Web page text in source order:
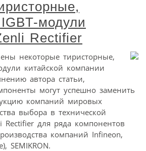
модули
Rectifier
некоторые тиристорные,
китайской компании
автора статьи,
могут успешно заменить
компаний мировых
выбора в технической
Rectifier для ряда компонентов
компаний Infineon,
SEMIKRON.